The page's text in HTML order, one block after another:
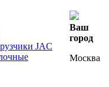
JAC
Ваш
город
Москва